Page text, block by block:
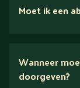
Ontdek
Moet ik een
Wanneer
doorgeven?